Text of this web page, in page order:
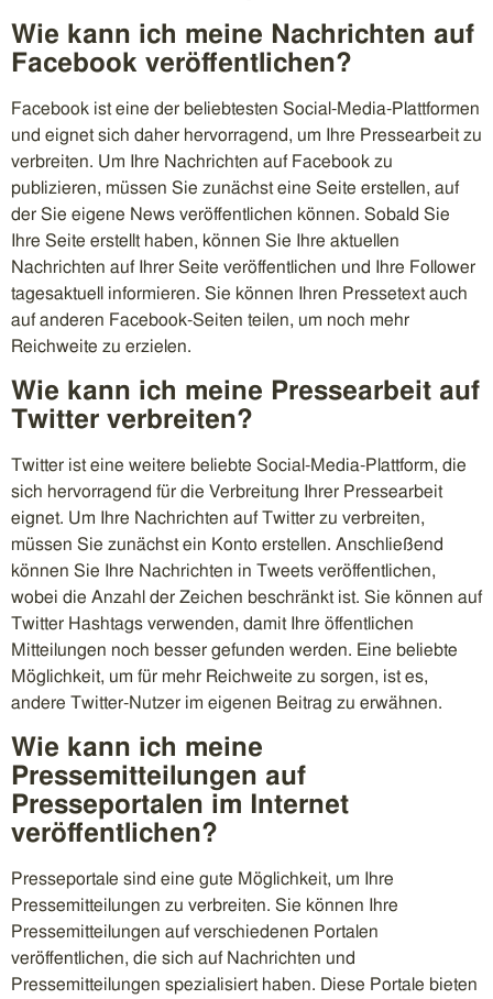
Wie kann ich meine Nachrichten auf
Facebook veröffentlichen?
Facebook ist eine der beliebtesten Social-Media-Plattformen
und eignet sich daher hervorragend, um Ihre Pressearbeit zu
verbreiten. Um Ihre Nachrichten auf Facebook zu
publizieren, müssen Sie zunächst eine Seite erstellen, auf
der Sie eigene News veröffentlichen können. Sobald Sie
Ihre Seite erstellt haben, können Sie Ihre aktuellen
Nachrichten auf Ihrer Seite veröffentlichen und Ihre Follower
tagesaktuell informieren. Sie können Ihren Pressetext auch
auf anderen Facebook-Seiten teilen, um noch mehr
Reichweite zu erzielen.
Wie kann ich meine Pressearbeit auf
Twitter verbreiten?
Twitter ist eine weitere beliebte Social-Media-Plattform, die
sich hervorragend für die Verbreitung Ihrer Pressearbeit
eignet. Um Ihre Nachrichten auf Twitter zu verbreiten,
müssen Sie zunächst ein Konto erstellen. Anschließend
können Sie Ihre Nachrichten in Tweets veröffentlichen,
wobei die Anzahl der Zeichen beschränkt ist. Sie können auf
Twitter Hashtags verwenden, damit Ihre öffentlichen
Mitteilungen noch besser gefunden werden. Eine beliebte
Möglichkeit, um für mehr Reichweite zu sorgen, ist es,
andere Twitter-Nutzer im eigenen Beitrag zu erwähnen.
Wie kann ich meine
Pressemitteilungen auf
Presseportalen im Internet
veröffentlichen?
Presseportale sind eine gute Möglichkeit, um Ihre
Pressemitteilungen zu verbreiten. Sie können Ihre
Pressemitteilungen auf verschiedenen Portalen
veröffentlichen, die sich auf Nachrichten und
Pressemitteilungen spezialisiert haben. Diese Portale bieten